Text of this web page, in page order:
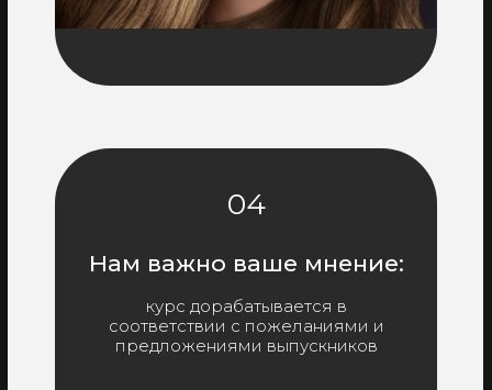
Нам важно ваше мнение:
курс дорабатывается в
соответствии с пожеланиями и
предложениями выпускников
04